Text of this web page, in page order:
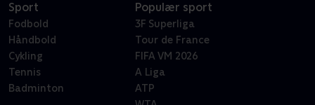
Sport
Fodbold
Håndbold
Cykling
Tennis
Badminton
Populær sport
3F Superliga
Tour de France
FIFA VM 2026
A Liga
ATP